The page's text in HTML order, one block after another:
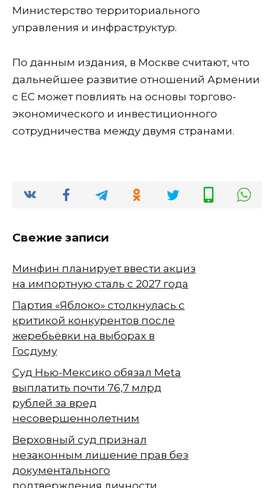
Министерство территориального
управления и инфраструктур.
По данным издания, в Москве считают, что
дальнейшее развитие отношений Армении
с ЕС может повлиять на основы торгово-
экономического и инвестиционного
сотрудничества между двумя странами.
Свежие записи
Минфин планирует ввести акциз
на импортную сталь с 2027 года
Партия «Яблоко» столкнулась с
критикой конкурентов после
жеребьёвки на выборах в
Госдуму
Суд Нью-Мексико обязал Meta
выплатить почти 76,7 млрд
рублей за вред
несовершеннолетним
Верховный суд признал
незаконным лишение прав без
документального